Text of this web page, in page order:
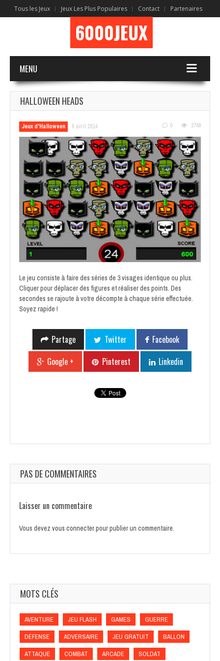
Tous les Jeux Jeux Les Plus Populaires Contact Partenaires
6000JEUX
MENU
HALLOWEEN HEADS
Jeux d'Halloween 6 avril 2014 0 2749
Le jeu consiste à faire des séries de 3 visages identique ou plus.
Cliquer pour déplacer des figures et réaliser des points. Des
secondes se rajoute à votre décompte à chaque série effectuée.
Soyez rapide !
Partage Twitter
Facebook
Google +
Pinterest Linkedin
PAS DE COMMENTAIRES
Laisser un commentaire
Vous devez vous connecterpour publier un commentaire.
MOTS CLÉS
AVENTURE JEU FLASH GAMES GUERRE
DÉFENSE ADVERSAIRE JEU GRATUIT BALLON
ATTAQUE COMBAT ARCADE SOLDAT